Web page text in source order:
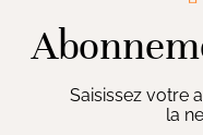
Saisissez votre
la